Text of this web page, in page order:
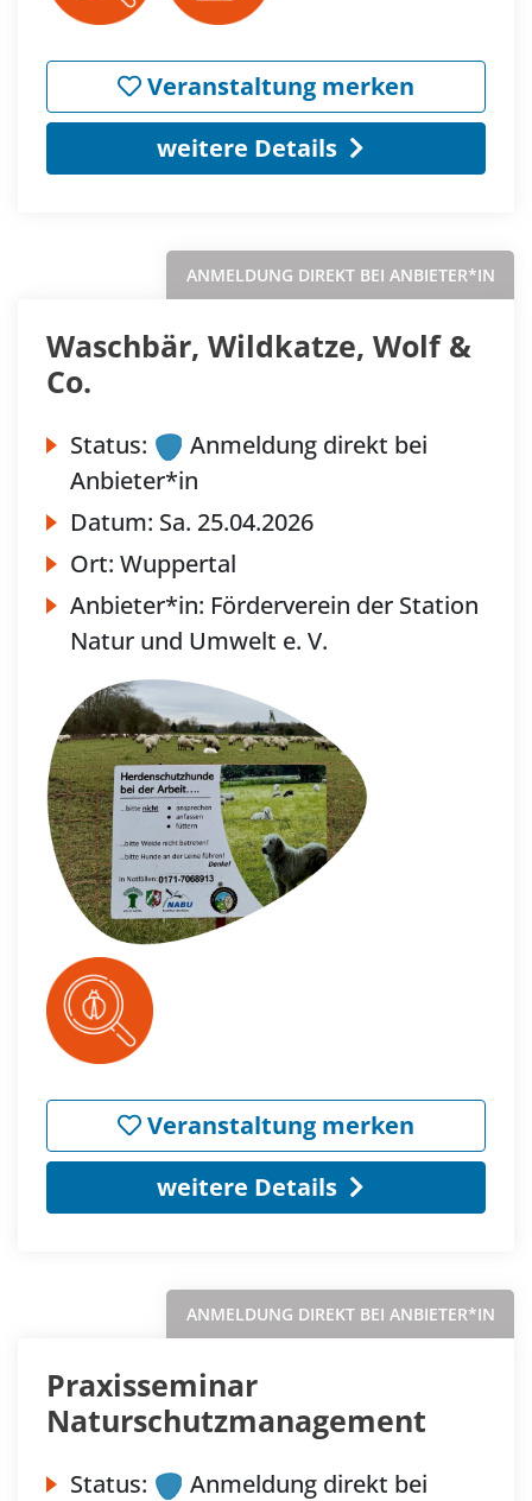
Veranstaltung merken
weitere Details
ANMELDUNG DIREKT BEI ANBIETER*IN
Waschbär, Wildkatze, Wolf &
Co.
Status:
Anmeldung direkt bei
Anbieter*in
Datum: Sa. 25.04.2026
Ort: Wuppertal
Anbieter*in: Förderverein der Station
Natur und Umwelt e. V.
Veranstaltung merken
weitere Details
ANMELDUNG DIREKT BEI ANBIETER*IN
Praxisseminar
Naturschutzmanagement
Status:
Anmeldung direkt bei